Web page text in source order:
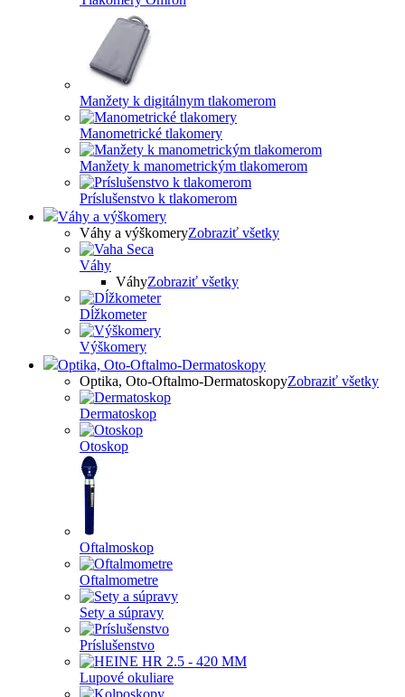
Manžety k digitálnym tlakomerom
Manometrické tlakomery
Manžety k manometrickým tlakomerom
Príslušenstvo k tlakomerom
Váhy a výškomery
Váhy a výškomeryZobraziť všetky
Váhy
VáhyZobraziť všetky
Dĺžkometer
Výškomery
Optika, Oto-Oftalmo-Dermatoskopy
Optika, Oto-Oftalmo-DermatoskopyZobraziť všetky
Dermatoskop
Otoskop
Oftalmoskop
Oftalmometre
Sety a súpravy
Príslušenstvo
Lupové okuliare